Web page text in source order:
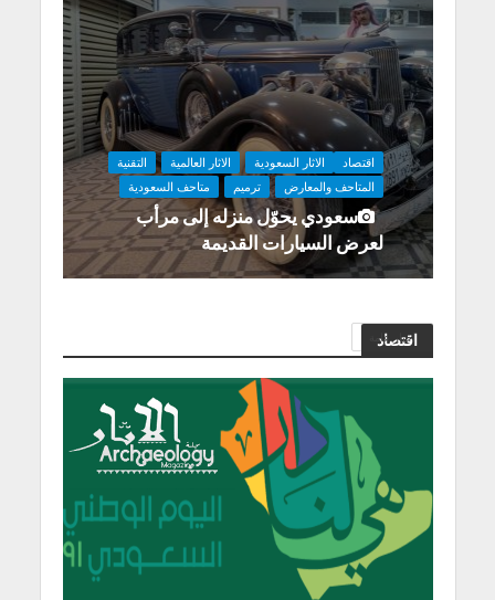
اقتصاد الاثار السعودية الاثار العالمية
التقنية
المتاحف والمعارض
ترميم متاحف السعودية
سعودي يحوّل منزله إلى مرأب
لعرض السيارات القديمة
اقتصاد
اخبار عامة